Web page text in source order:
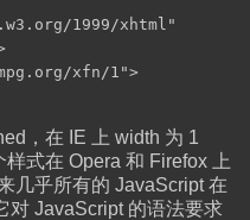
1999/xhtml"
xfn/1">
，在 IE 上 width 为 1
式在 Opera 和 Firefox 上
几乎所有的 JavaScript 在
对 JavaScript 的语法要求